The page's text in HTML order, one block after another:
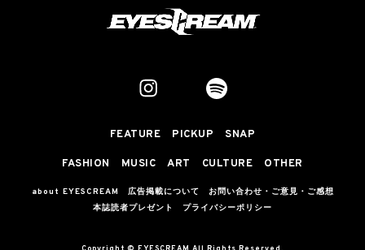
FEATURE PICKUP SNAP
FASHION MUSIC ART CULTURE OTHER
about EYESCREAM 広告掲載について
お問い合わせ・ご意見・ご感想
本誌読者プレゼント
プライバシーポリシー